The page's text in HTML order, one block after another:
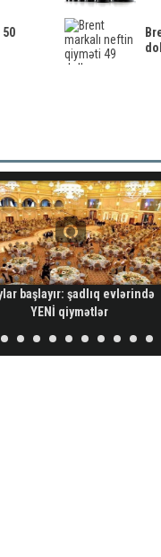
başlayır: şadlıq evlərində
YENİ qiymətlər